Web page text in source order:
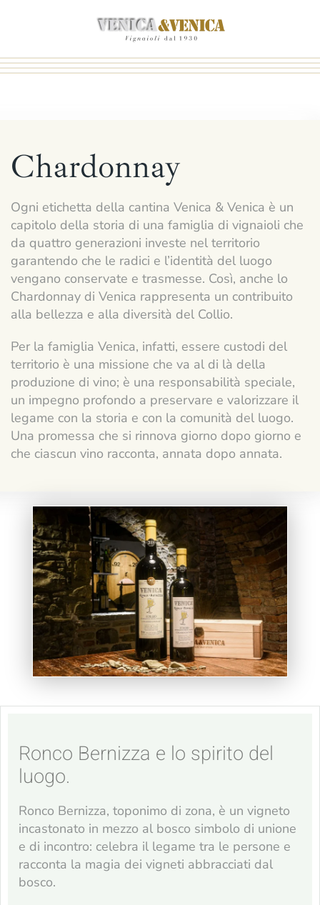
al
contenuto
Chardonnay
Ogni etichetta della cantina Venica & Venica è un
capitolo della storia di una famiglia di vignaioli che
da quattro generazioni investe nel territorio
garantendo che le radici e l’identità del luogo
vengano conservate e trasmesse. Così, anche lo
Chardonnay di Venica rappresenta un contribuito
alla bellezza e alla diversità del Collio.
Per la famiglia Venica, infatti, essere custodi del
territorio è una missione che va al di là della
produzione di vino; è una responsabilità speciale,
un impegno profondo a preservare e valorizzare il
legame con la storia e con la comunità del luogo.
Una promessa che si rinnova giorno dopo giorno e
che ciascun vino racconta, annata dopo annata.
Ronco Bernizza e lo spirito del
luogo.
Ronco Bernizza, toponimo di zona, è un vigneto
incastonato in mezzo al bosco simbolo di unione
e di incontro: celebra il legame tra le persone e
racconta la magia dei vigneti abbracciati dal
bosco.